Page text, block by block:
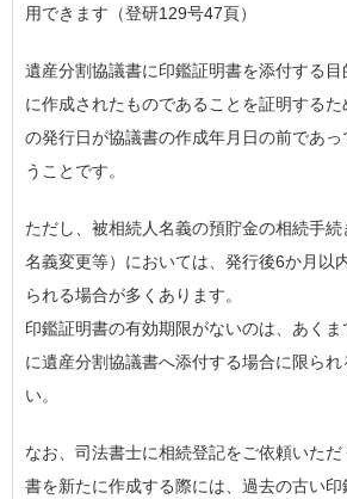
用できます（登研129号47頁）
遺産分割協議書に印鑑証明書を添付する
に作成されたものであることを証明する
の発行日が協議書の作成年月日の前であ
うことです。
ただし、被相続人名義の預貯金の相続手続
名義変更等）においては、発行後6か月以
られる場合が多くあります。
印鑑証明書の有効期限がないのは、あく
に遺産分割協議書へ添付する場合に限られ
い。
なお、司法書士に相続登記をご依頼いた
書を新たに作成する際には、過去の古い印